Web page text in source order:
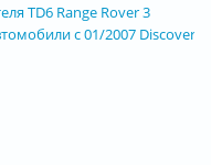
TD6 Range Rover 3
с 01/2007 Discovery 3